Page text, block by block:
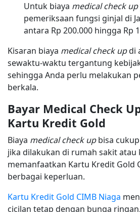
Untuk biaya medical check up
pemeriksaan fungsi ginjal di
antara Rp 200.000 hingga Rp
Kisaran biaya medical check updi
sewaktu-waktu tergantung
sehingga Anda perlu melakukan
berkala.
Bayar Medical Check
Kartu Kredit Gold
Biaya medical check upbisa
jika dilakukan di rumah sakit atau
memanfaatkan Kartu Kredit Gold
berbagai keperluan.
Kartu Kredit Gold CIMB Niaga
cicilan tetap dengan bunga